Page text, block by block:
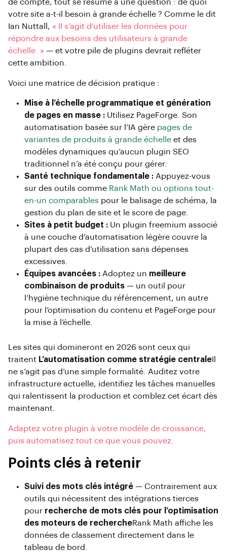
de compte, tout se résume à une question : de quoi
votre site a-t-il besoin à grande échelle ? Comme le dit
Ian Nuttall, « Il s’agit d’utiliser les données pour
répondre aux besoins des utilisateurs à grande
échelle. » — et votre pile de plugins devrait refléter
cette ambition.
Voici une matrice de décision pratique :
Mise à l’échelle programmatique et génération
de pages en masse : Utilisez PageForge. Son
automatisation basée sur l’IA gère pages de
variantes de produits à grande échelle et des
modèles dynamiques qu’aucun plugin SEO
traditionnel n’a été conçu pour gérer.
Santé technique fondamentale : Appuyez-vous
sur des outils comme Rank Math ou options tout-
en-un comparables pour le balisage de schéma, la
gestion du plan de site et le score de page.
Sites à petit budget : Un plugin freemium associé
à une couche d’automatisation légère couvre la
plupart des cas d’utilisation sans dépenses
excessives.
Équipes avancées : Adoptez un meilleure
combinaison de produits — un outil pour
l’hygiène technique du référencement, un autre
pour l’optimisation du contenu et PageForge pour
la mise à l’échelle.
Les sites qui domineront en 2026 sont ceux qui
traitent L’automatisation comme stratégie centrale
ne s’agit pas d’une simple formalité. Auditez votre
infrastructure actuelle, identifiez les tâches manuelles
qui ralentissent la production et comblez cet écart dès
maintenant.
Adaptez votre plugin à votre modèle de croissance,
puis automatisez tout ce que vous pouvez.
Points clés à retenir
Suivi des mots clés intégré — Contrairement aux
outils qui nécessitent des intégrations tierces
pour recherche de mots clés pour l’optimisation
des moteurs de rechercheRank Math affiche les
données de classement directement dans le
tableau de bord.